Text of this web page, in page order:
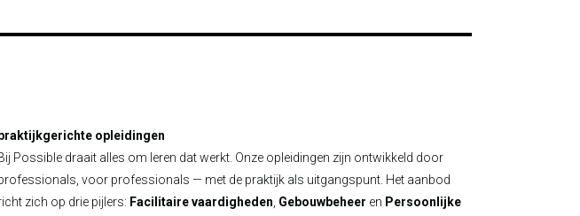
opleidingen
Possible draait alles om leren dat werkt. Onze opleidingen zijn ontwikkeld door
voor professionals — met de praktijk als uitgangspunt. Het aanbod
zich op drie pijlers: Facilitaire vaardigheden Gebouwbeheer en Persoonlijke